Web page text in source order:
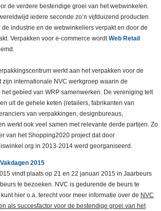
de verdere bestendige groei van het webwinkelen.
iedere seconde zo’n vijfduizend producten
industrie en de webwinkeliers verpakt en door de
Verpakken voor e-commerce wordtWeb Retail
werkt aan het verpakken voor de
internationale NVC werkgroep waarin de
gebied van WRP samenwerken. De vereniging telt
uit de gehele keten (retailers, fabrikanten van
van verpakkingen, designbureaus,
werkt ook veel samen met relevante derde partijen. Zo
van het Shopping2020 project dat door
in 2013-2014 werd georganiseerd.
2015
vindt plaats op 21 en 22 januari 2015 in Jaarbeurs
te bezoeken. NVC is gedurende de beurs te
kunt hier o.a. terecht voor meer informatie over de NVC
als succesfactor voor de bestendige groei van het